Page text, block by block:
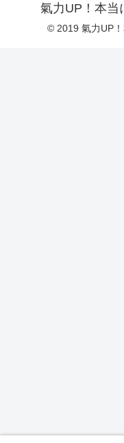
氣力UP！本当
© 2019 氣力UP